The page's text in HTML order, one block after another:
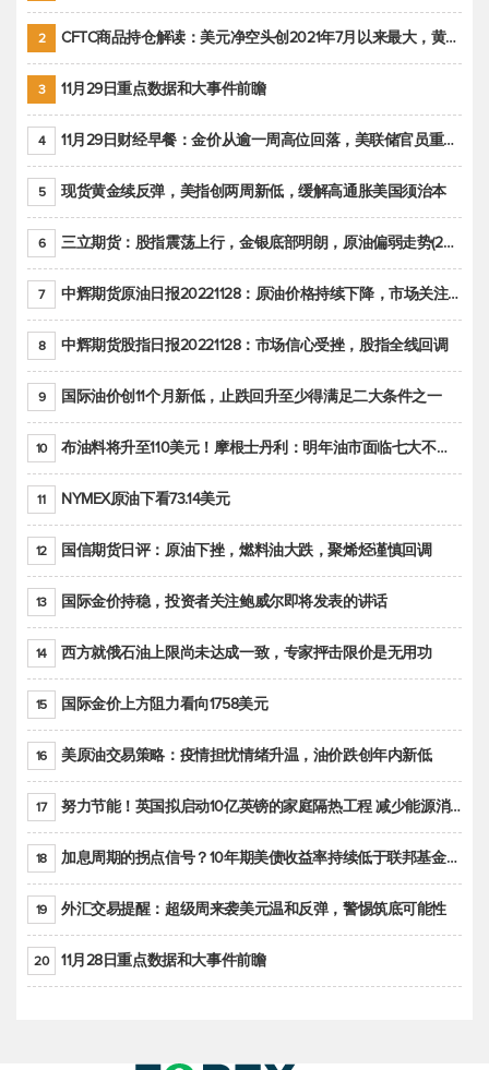
2 CFTC商品持仓解读：美元净空头创2021年7月以来最大，黄金期货投机性净多头头寸减少
3 11月29日重点数据和大事件前瞻
4 11月29日财经早餐：金价从逾一周高位回落，美联储官员重申鹰派立场推动美元回升
5 现货黄金续反弹，美指创两周新低，缓解高通胀美国须治本
6 三立期货：股指震荡上行，金银底部明朗，原油偏弱走势(20221128收评)
7 中辉期货原油日报20221128：原油价格持续下降，市场关注OPEC+新一轮产能政策
8 中辉期货股指日报20221128：市场信心受挫，股指全线回调
9 国际油价创11个月新低，止跌回升至少得满足二大条件之一
10 布油料将升至110美元！摩根士丹利：明年油市面临七大不确定性
11 NYMEX原油下看73.14美元
12 国信期货日评：原油下挫，燃料油大跌，聚烯烃谨慎回调
13 国际金价持稳，投资者关注鲍威尔即将发表的讲话
14 西方就俄石油上限尚未达成一致，专家抨击限价是无用功
15 国际金价上方阻力看向1758美元
16 美原油交易策略：疫情担忧情绪升温，油价跌创年内新低
17 努力节能！英国拟启动10亿英镑的家庭隔热工程 减少能源消耗
18 加息周期的拐点信号？10年期美债收益率持续低于联邦基金利率目标区间
19 外汇交易提醒：超级周来袭美元温和反弹，警惕筑底可能性
20 11月28日重点数据和大事件前瞻